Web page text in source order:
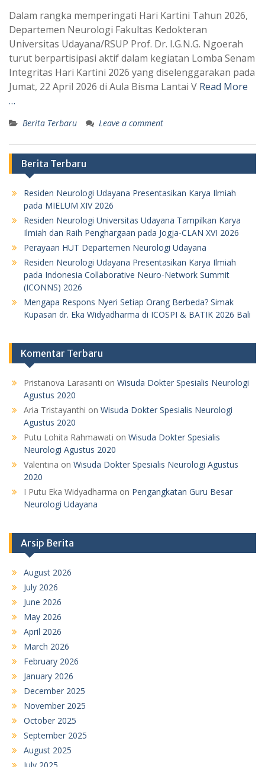
Dalam rangka memperingati Hari Kartini Tahun 2026,
Departemen Neurologi Fakultas Kedokteran
Universitas Udayana/RSUP Prof. Dr. I.G.N.G. Ngoerah
turut berpartisipasi aktif dalam kegiatan Lomba Senam
Integritas Hari Kartini 2026 yang diselenggarakan pada
Jumat, 22 April 2026 di Aula Bisma Lantai V Read More
…
Berita Terbaru Leave a comment
Berita Terbaru
Residen Neurologi Udayana Presentasikan Karya Ilmiah
pada MIELUM XIV 2026
Residen Neurologi Universitas Udayana Tampilkan Karya
Ilmiah dan Raih Penghargaan pada Jogja-CLAN XVI 2026
Perayaan HUT Departemen Neurologi Udayana
Residen Neurologi Udayana Presentasikan Karya Ilmiah
pada Indonesia Collaborative Neuro-Network Summit
(ICONNS) 2026
Mengapa Respons Nyeri Setiap Orang Berbeda? Simak
Kupasan dr. Eka Widyadharma di ICOSPI & BATIK 2026 Bali
Komentar Terbaru
Pristanova Larasanti on Wisuda Dokter Spesialis Neurologi
Agustus 2020
Aria Tristayanthi on Wisuda Dokter Spesialis Neurologi
Agustus 2020
Putu Lohita Rahmawati on Wisuda Dokter Spesialis
Neurologi Agustus 2020
Valentina on Wisuda Dokter Spesialis Neurologi Agustus
2020
I Putu Eka Widyadharma on Pengangkatan Guru Besar
Neurologi Udayana
Arsip Berita
August 2026
July 2026
June 2026
May 2026
April 2026
March 2026
February 2026
January 2026
December 2025
November 2025
October 2025
September 2025
August 2025